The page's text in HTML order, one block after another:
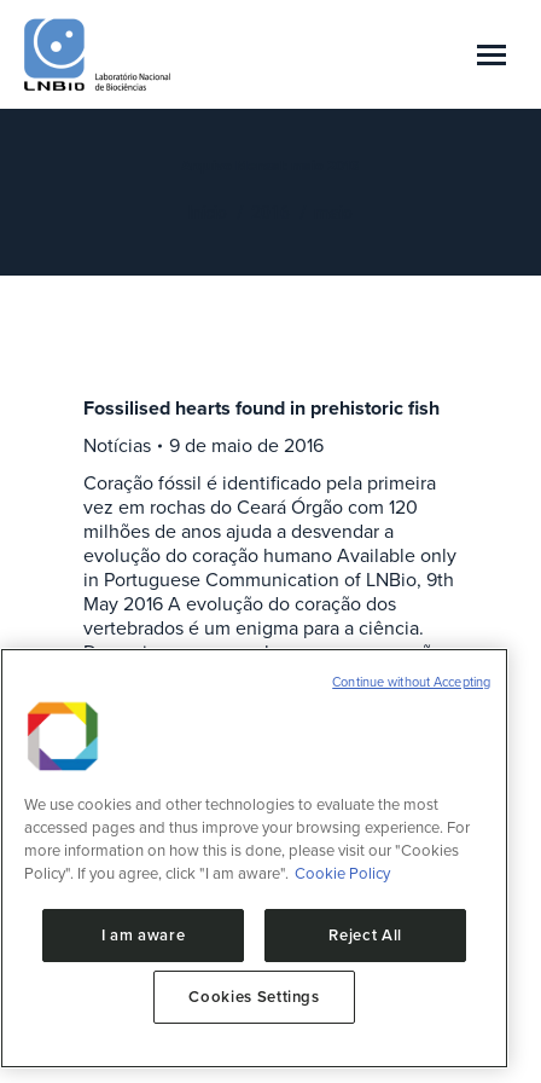
Fossilised hearts found in prehistoric fish
Notícias
9 de maio de 2016
Coração fóssil é identificado pela primeira
vez em rochas do Ceará Órgão com 120
milhões de anos ajuda a desvendar a
evolução do coração humano Available only
in Portuguese Communication of LNBio, 9th
May 2016 A evolução do coração dos
vertebrados é um enigma para a ciência.
Dos peixes aos seres humanos, os corações
We use cookies and other technologies to evaluate the most
accessed pages and thus improve your browsing experience. For
more information on how this is done, please visit our "Cookies
Policy". If you agree, click "I am aware". Cookie Policy
I am aware Reject All
Cookies Settings
Continue without Accepting